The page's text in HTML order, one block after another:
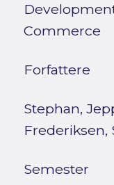
Commerce
Forfattere
Stephan,
Frederiksen,
Semester